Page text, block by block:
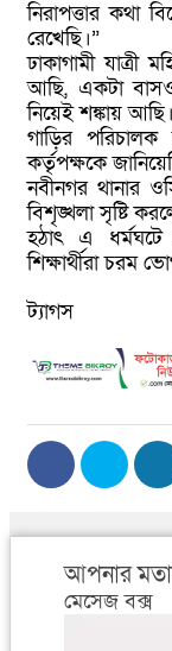
নিরাপত্তার কথা
রেখেছি।”
‎ঢাকাগামী যাত্রী
আছি, একটা
নিয়েই শঙ্কায়
‎গাড়ির পরিচালক
কর্তৃপক্ষকে
‎নবীনগর থানার
বিশৃঙ্খলা সৃষ্টি
‎হঠাৎ এ ধর্মঘটে
শিক্ষার্থীরা চরম
ট্যাগস
আপনার
মেসেজ বক্স